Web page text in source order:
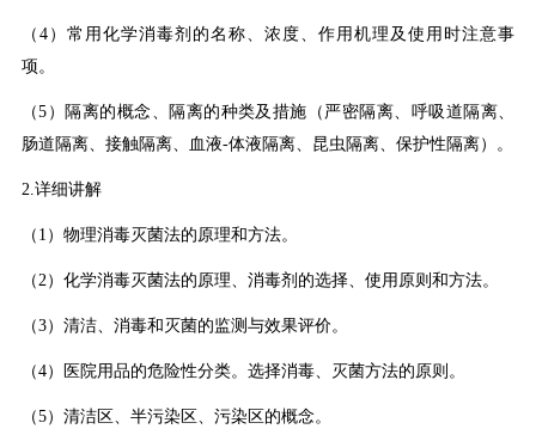
（4）常用化学消毒剂的名称、浓度、作用机理及使用时注意事
项。
（5）隔离的概念、隔离的种类及措施（严密隔离、呼吸道隔离、
肠道隔离、接触隔离、血液-体液隔离、昆虫隔离、保护性隔离）。
2.详细讲解
（1）物理消毒灭菌法的原理和方法。
（2）化学消毒灭菌法的原理、消毒剂的选择、使用原则和方法。
（3）清洁、消毒和灭菌的监测与效果评价。
（4）医院用品的危险性分类。选择消毒、灭菌方法的原则。
（5）清洁区、半污染区、污染区的概念。